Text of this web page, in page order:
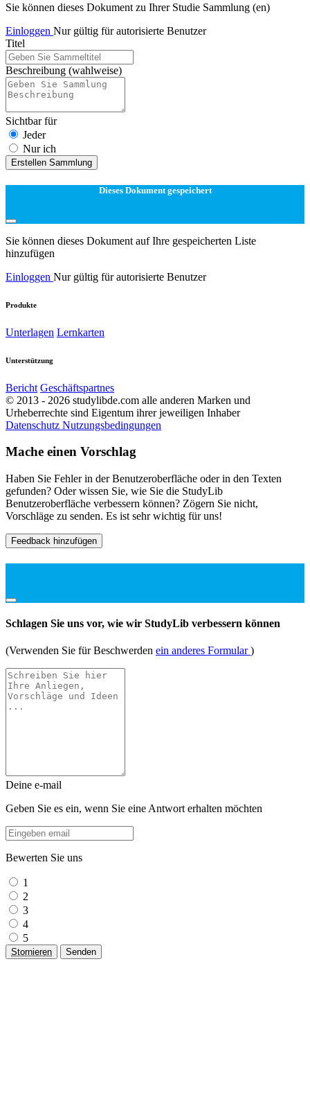
Sie können dieses Dokument zu Ihrer Studie Sammlung (en)
Einloggen Nur gültig für autorisierte Benutzer
Titel
Beschreibung (wahlweise)
Sichtbar für
Jeder
Nur ich
Erstellen Sammlung
Dieses Dokument gespeichert
Sie können dieses Dokument auf Ihre gespeicherten Liste
hinzufügen
Einloggen Nur gültig für autorisierte Benutzer
Produkte
Unterlagen Lernkarten
Unterstützung
Bericht Geschäftspartnes
© 2013 - 2026 studylibde.com alle anderen Marken und
Urheberrechte sind Eigentum ihrer jeweiligen Inhaber
Datenschutz Nutzungsbedingungen
Mache einen Vorschlag
Haben Sie Fehler in der Benutzeroberfläche oder in den Texten
gefunden? Oder wissen Sie, wie Sie die StudyLib
Benutzeroberfläche verbessern können? Zögern Sie nicht,
Vorschläge zu senden. Es ist sehr wichtig für uns!
Feedback hinzufügen
Schlagen Sie uns vor, wie wir StudyLib verbessern können
(Verwenden Sie für Beschwerden ein anderes Formular)
Deine e-mail
Geben Sie es ein, wenn Sie eine Antwort erhalten möchten
Bewerten Sie uns
1
2
3
4
5
Stornieren Senden